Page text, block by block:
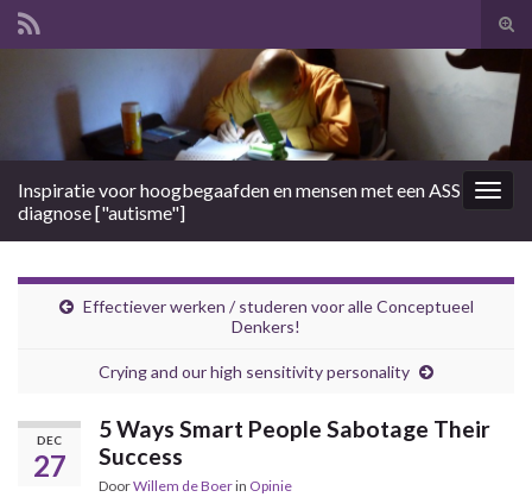
Search for:
Inspiratie voor hoogbegaafden en mensen met een ASS
diagnose ["autisme"]
Effectiever werken / studeren voor alle Conceptueel
Denkers!
Crying and our high sensitivity personality
DEC
27
5 Ways Smart People Sabotage Their
Success
DoorWillem de Boerin Opinie